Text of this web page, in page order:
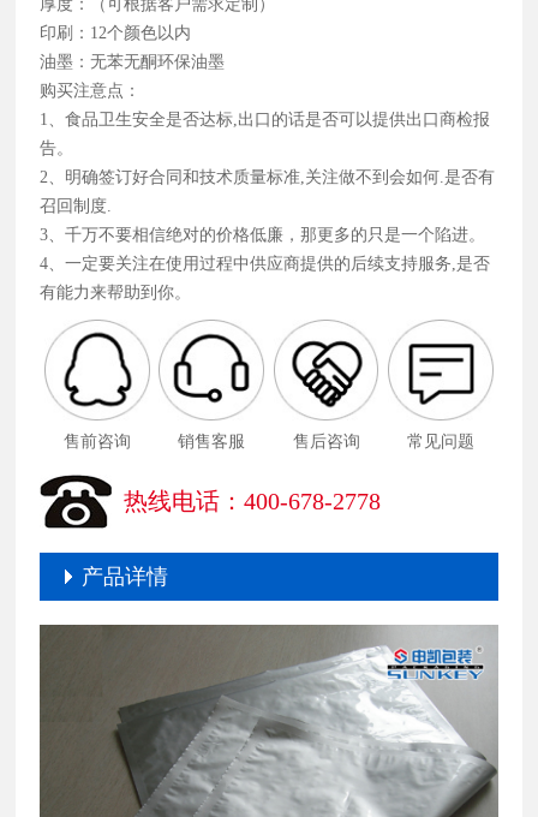
厚度：（可根据客户需求定制）
印刷：12个颜色以内
油墨：无苯无酮环保油墨
购买注意点：
1、食品卫生安全是否达标,出口的话是否可以提供出口商检报
告。
2、明确签订好合同和技术质量标准,关注做不到会如何.是否有
召回制度.
3、千万不要相信绝对的价格低廉，那更多的只是一个陷进。
4、一定要关注在使用过程中供应商提供的后续支持服务,是否
有能力来帮助到你。
售前咨询 销售客服 售后咨询 常见问题
热线电话：400-678-2778
产品详情